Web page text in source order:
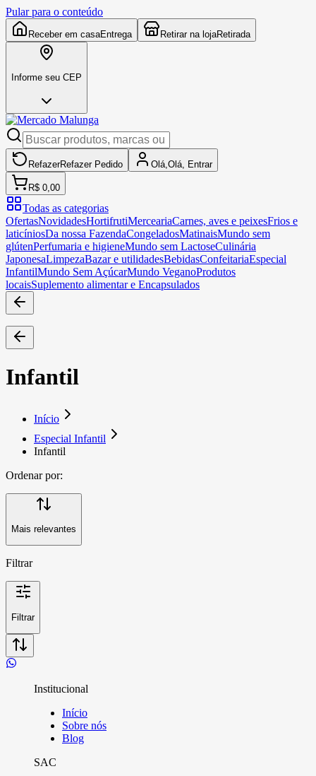
Pular para o conteúdo
Receber em casaEntrega Retirar na lojaRetirada
Informe seu CEP
RefazerRefazer Pedido Olá, Olá, Entrar
R$ 0,00
Todas as categorias
OfertasNovidadesHortifrutiMerceariaCarnes, aves e peixesFrios e
laticíniosDa nossa FazendaCongeladosMatinaisMundo sem
glútenPerfumaria e higieneMundo sem LactoseCulinária
JaponesaLimpezaBazar e utilidadesBebidasConfeitariaEspecial
InfantilMundo Sem AçúcarMundo VeganoProdutos
locaisSuplemento alimentar e Encapsulados
Infantil
Início
Especial Infantil
Infantil
Ordenar por:
Mais relevantes
Filtrar
Filtrar
Institucional
Início
Sobre nós
Blog
SAC